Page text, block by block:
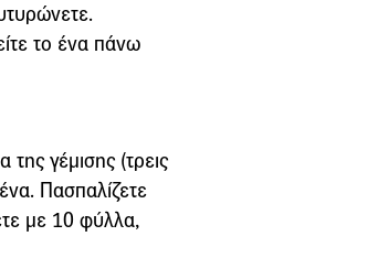
το ένα πάνω
γέμισης (τρεις
Πασπαλίζετε
με 10 φύλλα,